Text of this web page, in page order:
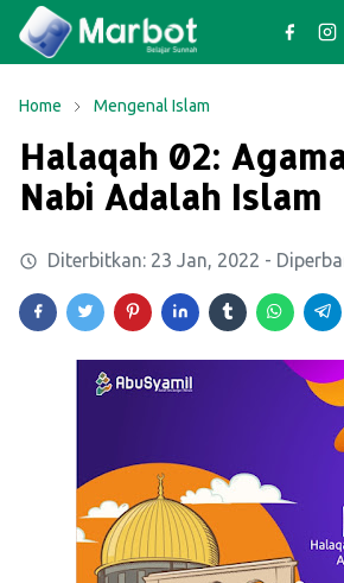
Home Mengenal Islam
Halaqah 02:
Nabi Adalah Islam
Diterbitkan: 23 Jan, 2022 -